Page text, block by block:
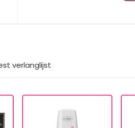
verlanglijst